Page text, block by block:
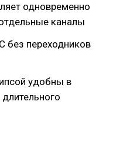
одновременно
каналы
без переходников
удобны в